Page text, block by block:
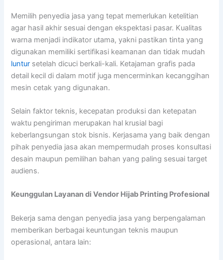
Memilih penyedia jasa yang tepat memerlukan ketelitian
agar hasil akhir sesuai dengan ekspektasi pasar. Kualitas
warna menjadi indikator utama, yakni pastikan tinta yang
digunakan memiliki sertifikasi keamanan dan tidak mudah
luntur setelah dicuci berkali-kali. Ketajaman grafis pada
detail kecil di dalam motif juga mencerminkan kecanggihan
mesin cetak yang digunakan.
Selain faktor teknis, kecepatan produksi dan ketepatan
waktu pengiriman merupakan hal krusial bagi
keberlangsungan stok bisnis. Kerjasama yang baik dengan
pihak penyedia jasa akan mempermudah proses konsultasi
desain maupun pemilihan bahan yang paling sesuai target
audiens.
Keunggulan Layanan di Vendor Hijab Printing Profesional
Bekerja sama dengan penyedia jasa yang berpengalaman
memberikan berbagai keuntungan teknis maupun
operasional, antara lain: